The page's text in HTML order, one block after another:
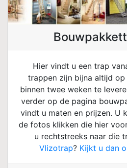
Hier vindt u een trap
trappen zijn bijna altijd
binnen twee weken te
verder op de pagina
vindt u maten en prijzen. U
de fotos klikken die hier
u rechtstreeks naar die
Vlizotrap? Kijkt u dan